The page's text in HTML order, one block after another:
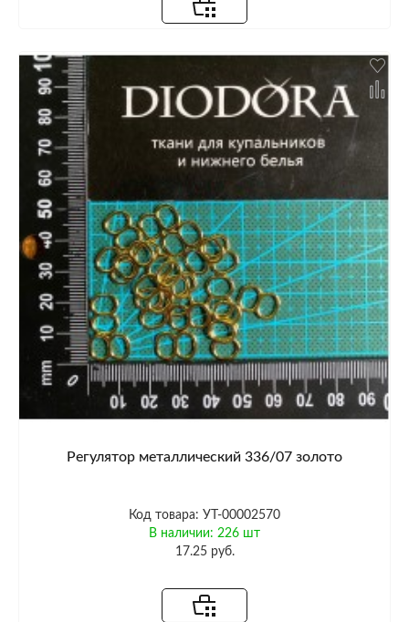
Регулятор металлический 336/07 золото
Код товара: УТ-00002570
В наличии: 226 шт
17.25 руб.